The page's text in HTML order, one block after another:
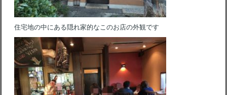
住宅地の中にある隠れ家的なこのお店の外観です